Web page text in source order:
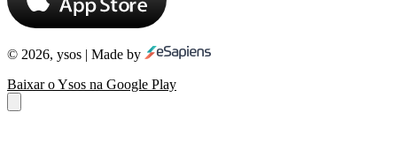
© 2026, ysos | Made by
Baixar o Ysos na Google Play